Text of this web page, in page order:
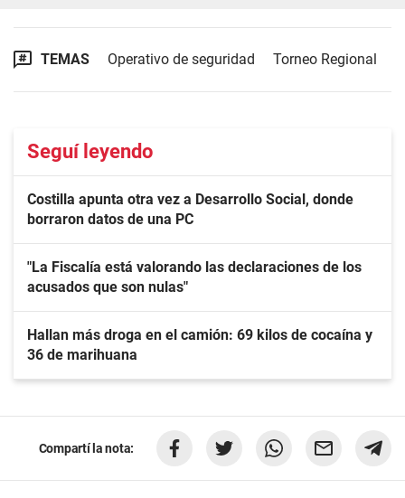
TEMAS Operativo de seguridad Torneo Regional
Seguí leyendo
Costilla apunta otra vez a Desarrollo Social, donde
borraron datos de una PC
"La Fiscalía está valorando las declaraciones de los
acusados que son nulas"
Hallan más droga en el camión: 69 kilos de cocaína y
36 de marihuana
Compartí la nota: